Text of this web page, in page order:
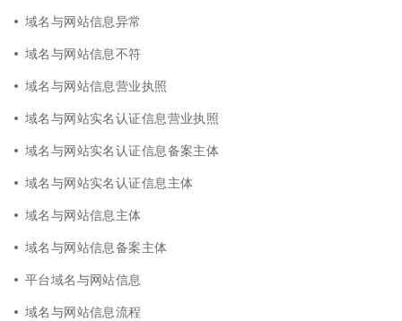
域名与网站信息异常
域名与网站信息不符
域名与网站信息营业执照
域名与网站实名认证信息营业执照
域名与网站实名认证信息备案主体
域名与网站实名认证信息主体
域名与网站信息主体
域名与网站信息备案主体
平台域名与网站信息
域名与网站信息流程